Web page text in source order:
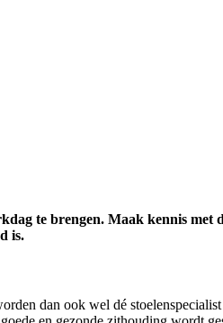
te brengen. Maak kennis met
is.
dan ook wel dé